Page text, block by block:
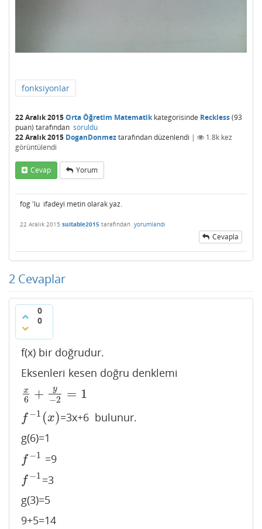
fonksiyonlar
22 Aralık 2015Orta Öğretim Matematikkategorisinde Reckless(93
puan) tarafından soruldu
22 Aralık 2015 DoganDonmeztarafındandüzenlendi | 1.8k kez
görüntülendi
Cevap Yorum
fog 'lu ifadeyi metin olarak yaz.
22 Aralık 2015 suitable2015 tarafından yorumlandı
Cevapla
2 Cevaplar
0
0
f(x) bir doğrudur.
Eksenleri kesen doğru denklemi
x
6 + y
−2 = 1
x6 +y −2=1
f −1 (x)
f−1(x)
=3x+6 bulunur.
g(6)=1
f −1
f−1 =9
f −1
f−1 =3
g(3)=5
9+5=14